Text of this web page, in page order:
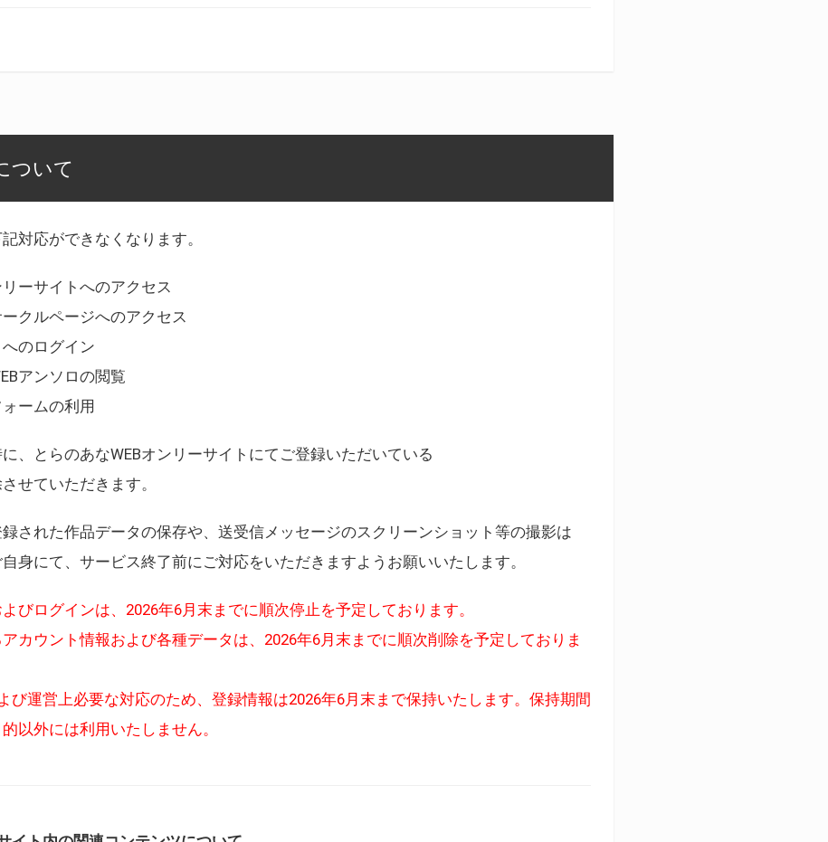
ついて
対応ができなくなります。
リーサイトへのアクセス
クルページへのアクセス
のログイン
アンソロの閲覧
ームの利用
、とらのあなWEBオンリーサイトにてご登録いただいている
せていただきます。
された作品データの保存や、送受信メッセージのスクリーンショット等の撮影は
身にて、サービス終了前にご対応をいただきますようお願いいたします。
びログインは、2026年6月末までに順次停止を予定しております。
カウント情報および各種データは、2026年6月末までに順次削除を予定しておりま
び運営上必要な対応のため、登録情報は2026年6月末まで保持いたします。保持期間
以外には利用いたしません。